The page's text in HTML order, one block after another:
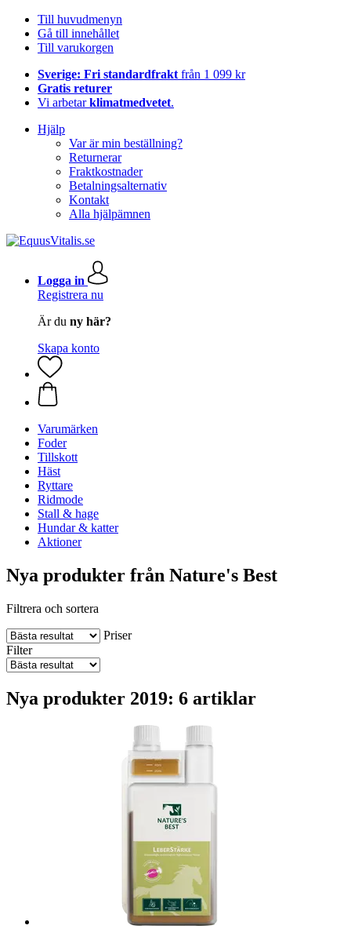
Till huvudmenyn
Gå till innehållet
Till varukorgen
Sverige: Fri standardfrakt från 1 099 kr
Gratis returer
Vi arbetarklimatmedvetet.
Hjälp
Var är min beställning?
Returnerar
Fraktkostnader
Betalningsalternativ
Kontakt
Alla hjälpämnen
Logga in
Registrera nu
Är du ny här?
Skapa konto
Varumärken
Foder
Tillskott
Häst
Ryttare
Ridmode
Stall & hage
Hundar & katter
Aktioner
Nya produkter från Nature's Best
Filtrera och sortera
Priser
Filter
Nya produkter 2019: 6 artiklar